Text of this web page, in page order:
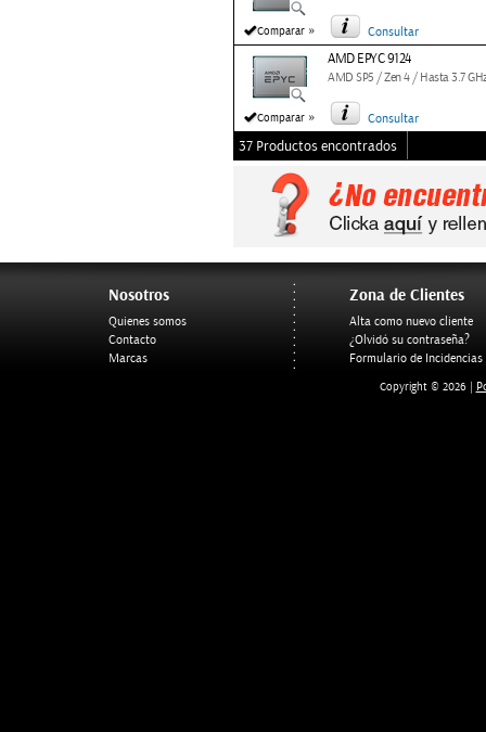
Comparar » Consultar
Comparar »
AMD EPYC 9124
AMD SP5 / Zen 4 / Hasta 3.7
Consultar
37 Productos encontrados
Nosotros
Quienes somos
Contacto
Marcas
Zona de Clientes
Alta como nuevo cliente
¿Olvidó su contraseña?
Formulario de Incidencias
Copyright © 2026 |